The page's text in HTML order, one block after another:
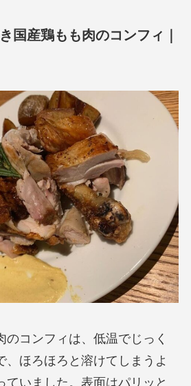
国産鶏もも肉のコンフィ｜
のコンフィは、低温でじっく
、ほろほろと溶けてしまうよ
ていました。表面はパリッと